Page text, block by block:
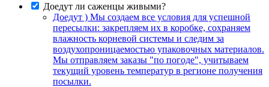
Доедут ли саженцы живыми?
Доедут ) Мы создаем все условия для успешной
пересылки: закрепляем их в коробке, сохраняем
влажность корневой системы и следим за
воздухопроницаемостью упаковочных материалов.
Мы отправляем заказы "по погоде", учитываем
текущий уровень температур в регионе получения
посылки.